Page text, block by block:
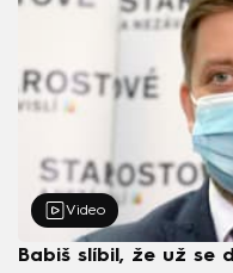
Video
Babiš slíbil, že už se